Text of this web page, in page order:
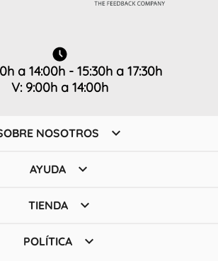
a 14:00h - 15:30h a 17:30h
V: 9:00h a 14:00h
NOSOTROS 
AYUDA 
TIENDA 
POLÍTICA 